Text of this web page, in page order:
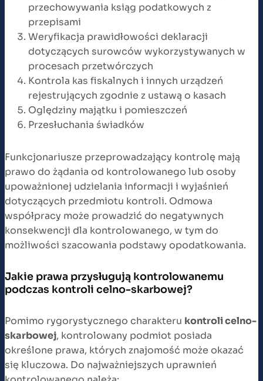
przechowywania ksiąg podatkowych z
przepisami
Weryfikacja prawidłowości deklaracji
dotyczących surowców wykorzystywanych w
procesach przetwórczych
Kontrola kas fiskalnych i innych urządzeń
rejestrujących zgodnie z ustawą o kasach
Oględziny majątku i pomieszczeń
Przesłuchania świadków
Funkcjonariusze przeprowadzający kontrolę mają
prawo do żądania od kontrolowanego lub osoby
upoważnionej udzielania informacji i wyjaśnień
dotyczących przedmiotu kontroli. Odmowa
współpracy może prowadzić do negatywnych
konsekwencji dla kontrolowanego, w tym do
możliwości szacowania podstawy opodatkowania.
Jakie prawa przysługują kontrolowanemu
podczas kontroli celno-skarbowej?
Pomimo rygorystycznego charakteru kontroli celno-
skarbowej, kontrolowany podmiot posiada
określone prawa, których znajomość może okazać
się kluczowa. Do najważniejszych uprawnień